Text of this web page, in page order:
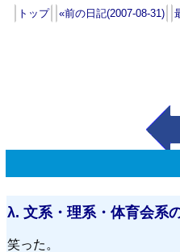
トップ «前の日記(2007-08-31)
λ. 文系・理系・体育会系
笑った。